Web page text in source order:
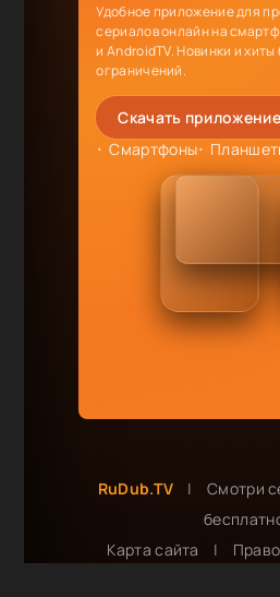
Удобное приложение для
сериалов онлайн на
и AndroidTV. Новинки и хиты
ограничений.
Скачать приложение
Смартфоны
RuDub.TV |
Смотри
Карта сайта
|